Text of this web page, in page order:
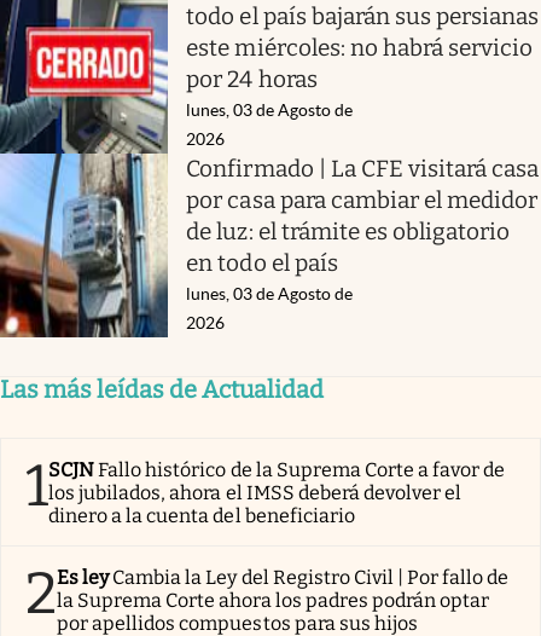
todo el país bajarán sus persianas
este miércoles: no habrá servicio
por 24 horas
lunes, 03 de Agosto de
2026
Confirmado | La CFE visitará casa
por casa para cambiar el medidor
de luz: el trámite es obligatorio
en todo el país
lunes, 03 de Agosto de
2026
Las más leídas de Actualidad
1SCJNFallo histórico de la Suprema Corte a favor de
los jubilados, ahora el IMSS deberá devolver el
dinero a la cuenta del beneficiario
2Es ley Cambia la Ley del Registro Civil | Por fallo de
la Suprema Corte ahora los padres podrán optar
por apellidos compuestos para sus hijos